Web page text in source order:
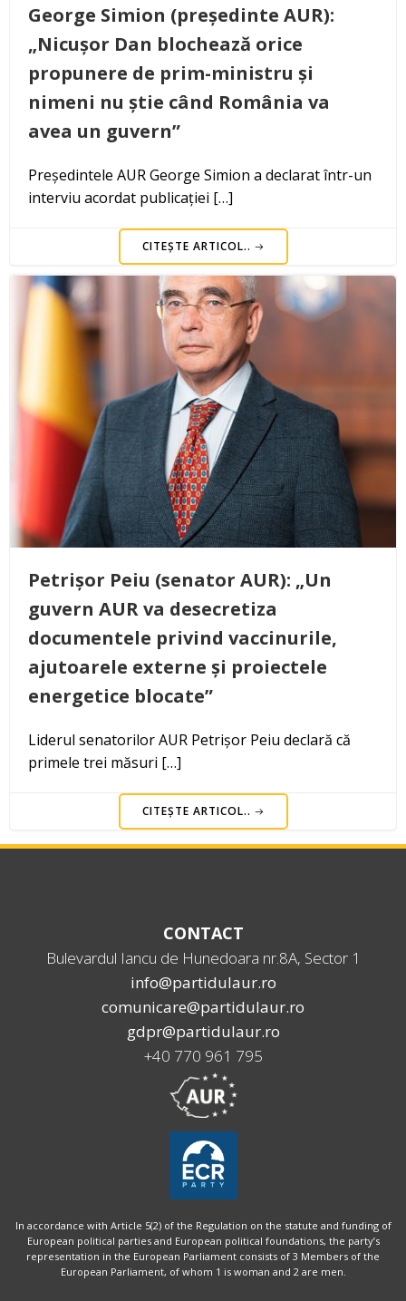
George Simion (președinte AUR):
„Nicușor Dan blochează orice
propunere de prim-ministru și
nimeni nu știe când România va
avea un guvern”
Președintele AUR George Simion a declarat într-un
interviu acordat publicației […]
CITEȘTE ARTICOL..
Petrișor Peiu (senator AUR): „Un
guvern AUR va desecretiza
documentele privind vaccinurile,
ajutoarele externe și proiectele
energetice blocate”
Liderul senatorilor AUR Petrișor Peiu declară că
primele trei măsuri […]
CITEȘTE ARTICOL..
CONTACT
Bulevardul Iancu de Hunedoara nr.8A, Sector 1
info@partidulaur.ro
comunicare@partidulaur.ro
gdpr@partidulaur.ro
+40 770 961 795
In accordance with Article 5(2) of the Regulation on the statute and funding of
European political parties and European political foundations, the party’s
representation in the European Parliament consists of 3 Members of the
European Parliament, of whom 1 is woman and 2 are men.